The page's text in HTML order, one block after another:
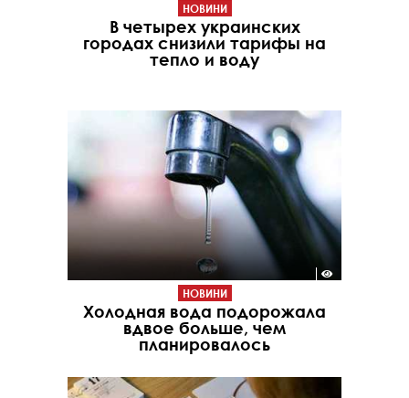
НОВИНИ
В четырех украинских
городах снизили тарифы на
тепло и воду
НОВИНИ
Холодная вода подорожала
вдвое больше, чем
планировалось